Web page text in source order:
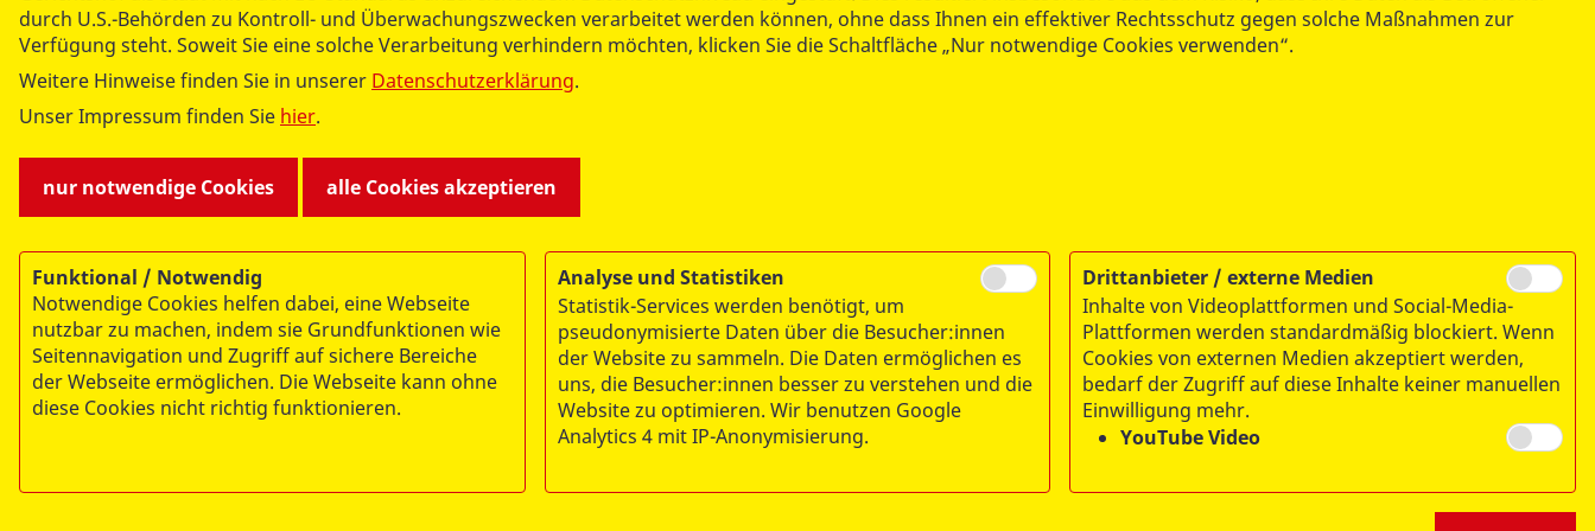
Tel.:0391 607443-10
Fax: 0391 607443-29
info@asb-magdeburg.de
Liebknechtstraße 75-77
39110 Magdeburg
durch U.S.-Behörden zu Kontroll- und Überwachungszwecken verarbeitet werden können, ohne dass Ihnen ein effektiver Rechtsschutz gegen solche Maßnahmen zur
Verfügung steht. Soweit Sie eine solche Verarbeitung verhindern möchten, klicken Sie die Schaltfläche „Nur notwendige Cookies verwenden“.
Weitere Hinweise finden Sie in unserer Datenschutzerklärung.
Unser Impressum finden Sie hier.
nur notwendige Cookies alle Cookies akzeptieren
Funktional / Notwendig
Notwendige Cookies helfen dabei, eine Webseite
nutzbar zu machen, indem sie Grundfunktionen wie
Seitennavigation und Zugriff auf sichere Bereiche
der Webseite ermöglichen. Die Webseite kann ohne
diese Cookies nicht richtig funktionieren.
Analyse und Statistiken
Statistik-Services werden benötigt, um
pseudonymisierte Daten über die Besucher:innen
der Website zu sammeln. Die Daten ermöglichen es
uns, die Besucher:innen besser zu verstehen und die
Website zu optimieren. Wir benutzen Google
Analytics 4 mit IP-Anonymisierung.
Drittanbieter / externe Medien
Inhalte von Videoplattformen und Social-Media-
Plattformen werden standardmäßig blockiert. Wenn
Cookies von externen Medien akzeptiert werden,
bedarf der Zugriff auf diese Inhalte keiner manuellen
Einwilligung mehr.
YouTube Video